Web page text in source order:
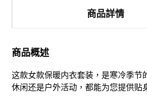
商品詳情
商品概述
这款女款保暖内衣套装，是寒冷季
休闲还是户外活动，都能为您提供贴